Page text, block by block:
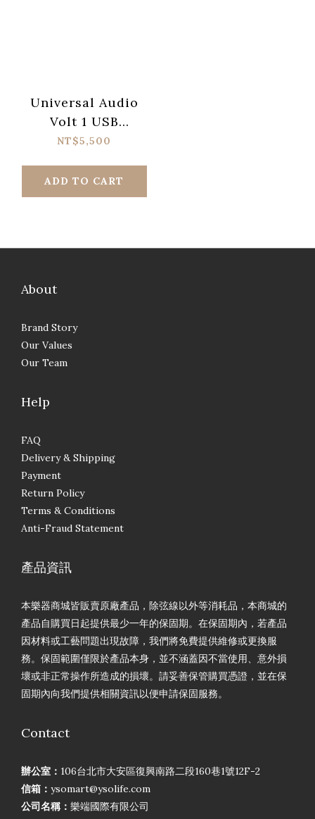
Universal Audio
Volt 1 USB
Recording Studio
NT$5,500
ADD TO CART
About
Brand Story
Our Values
Our Team
Help
FAQ
Delivery & Shipping
Payment
Return Policy
Terms & Conditions
Anti-Fraud Statement
產品資訊
本樂器商城皆販賣原廠產品，除弦線以外等消耗品，本商城的
產品自購買日起提供最少一年的保固期。在保固期內，若產品
因材料或工藝問題出現故障，我們將免費提供維修或更換服
務。保固範圍僅限於產品本身，並不涵蓋因不當使用、意外損
壞或非正常操作所造成的損壞。請妥善保管購買憑證，並在保
固期內向我們提供相關資訊以便申請保固服務。
Contact
辦公室： 106台北市大安區復興南路二段160巷1號12F-2
信箱： ysomart@ysolife.com
公司名稱： 樂端國際有限公司